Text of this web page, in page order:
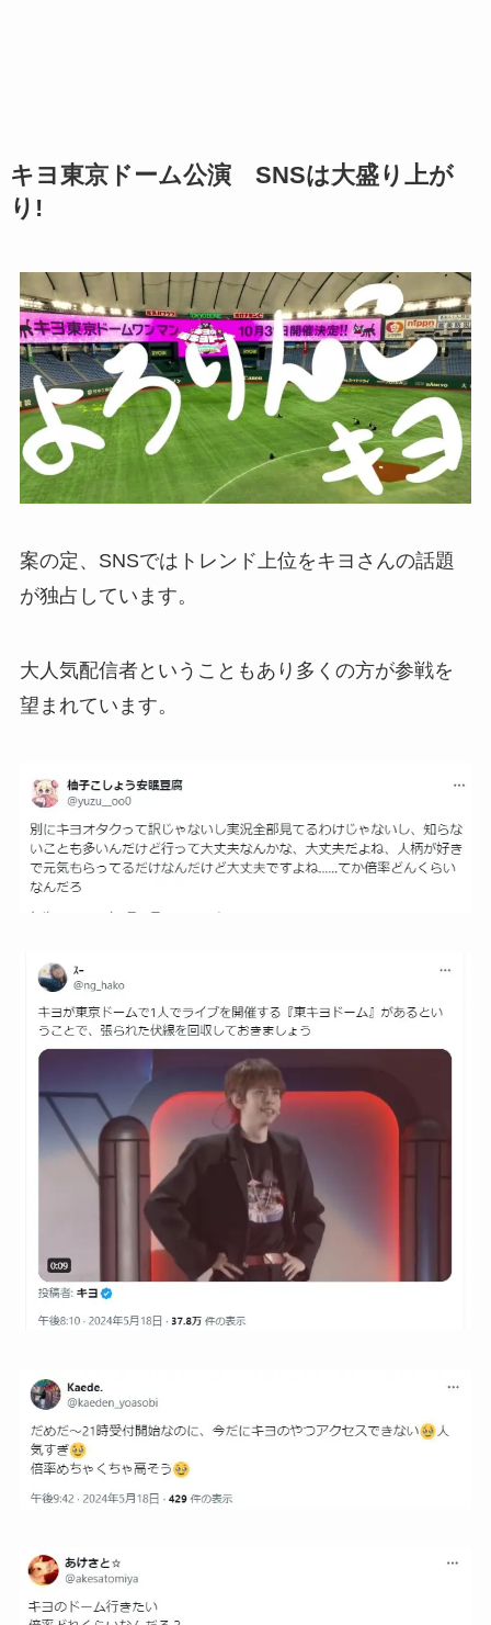
キヨ東京ドーム公演 SNSは大盛り上が
り!
案の定、SNSではトレンド上位をキヨさんの話題
が独占しています。
大人気配信者ということもあり多くの方が参戦を
望まれています。